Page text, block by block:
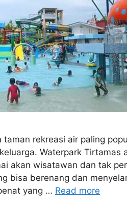
taman rekreasi air paling
Waterpark Tirtamas
akan wisatawan dan tak
bisa berenang dan
yang … Read more